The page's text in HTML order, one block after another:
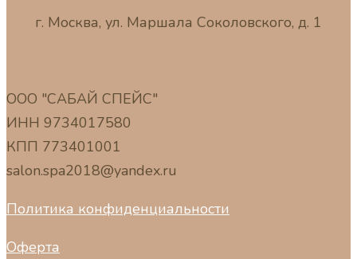
г. Москва, ул. Маршала Соколовского, д. 1
ООО "САБАЙ СПЕЙС"
ИНН 9734017580
КПП 773401001
salon.spa2018@yandex.ru
Политика конфиденциальности
Оферта